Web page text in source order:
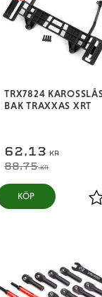
i favoriter
TRX7824
BAK TRAXXAS XRT
62,13 KR
88,75KR
KÖP